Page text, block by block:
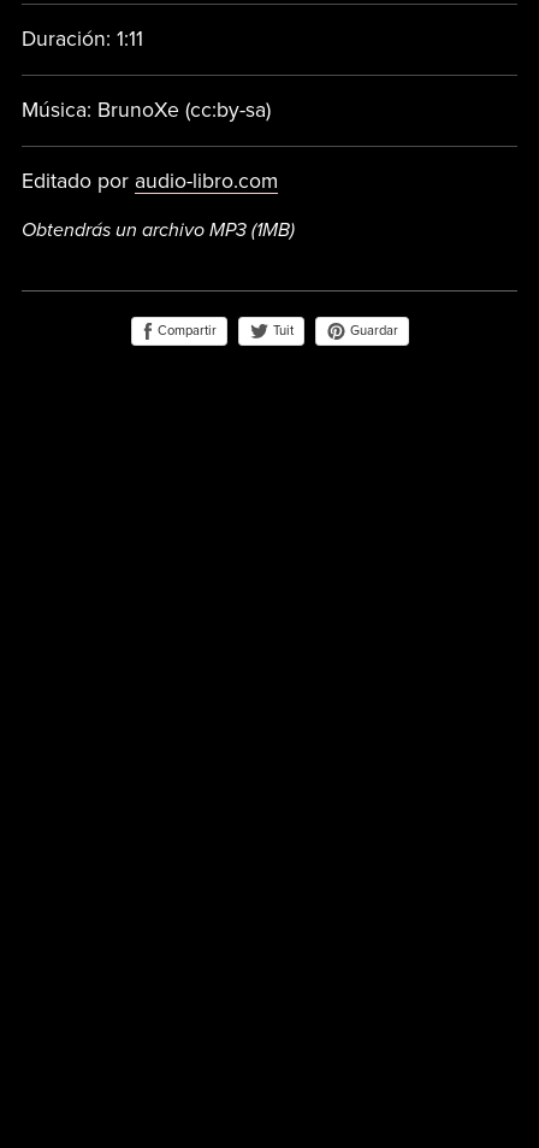
Duración: 1:11
Música: BrunoXe (cc:by-sa)
Editado por audio-libro.com
Obtendrás un archivo MP3 (1MB)
Compartir Tuit Guardar